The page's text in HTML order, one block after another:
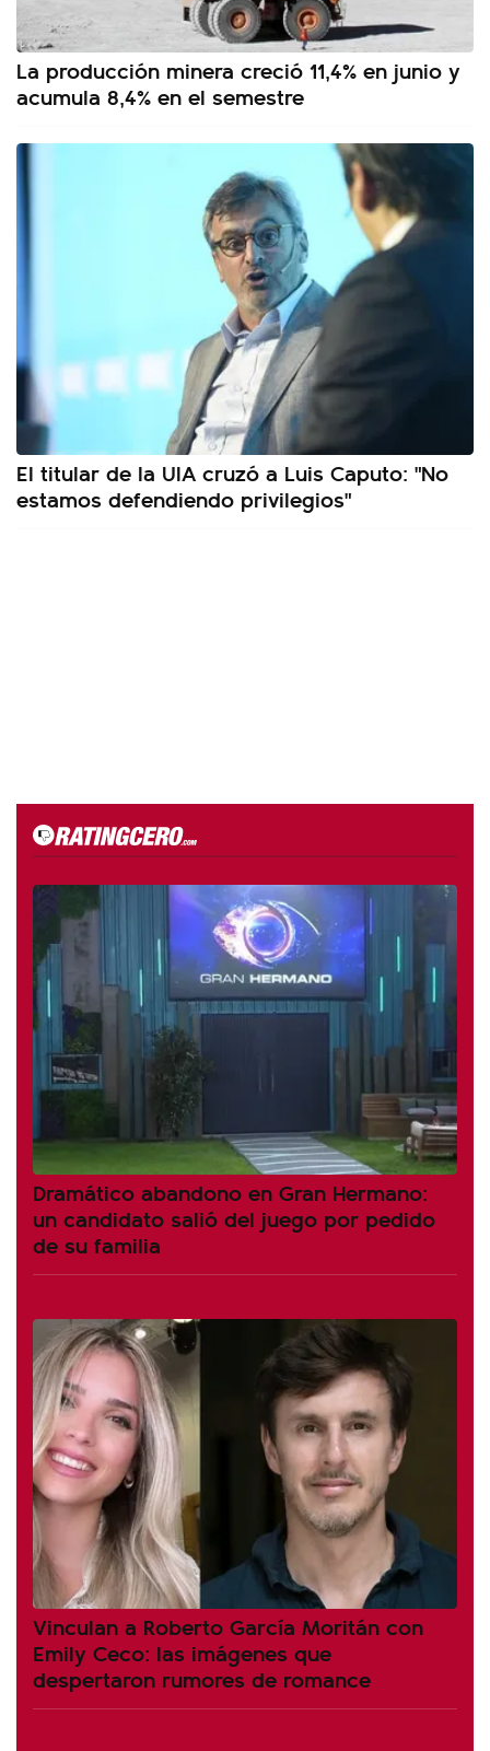
La producción minera creció 11,4% en junio y
acumula 8,4% en el semestre
El titular de la UIA cruzó a Luis Caputo: "No
estamos defendiendo privilegios"
Dramático abandono en Gran Hermano:
un candidato salió del juego por pedido
de su familia
Vinculan a Roberto García Moritán con
Emily Ceco: las imágenes que
despertaron rumores de romance